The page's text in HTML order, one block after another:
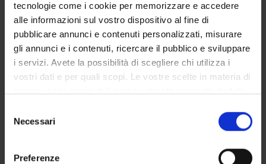
tecnologie come i cookie per memorizzare e accedere
alle informazioni sul vostro dispositivo al fine di
pubblicare annunci e contenuti personalizzati, misurare
gli annunci e i contenuti, ricercare il pubblico e sviluppare
i servizi. Avete la possibilità di scegliere chi utilizza i
vostri dati e per quali scopi. Le vostre scelte in materia di
modificare o revocare il proprio consenso in qualsiasi
momento dalla Dichiarazione sui cookie o facendo clic
delNecessari
Preferenze
Courses
Academic Calendar
Didactic plan and student's guide
Notices
Governing bodies